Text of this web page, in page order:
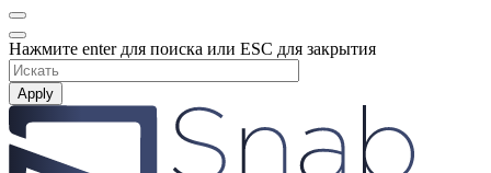
Нажмите enter для поиска или ESC для закрытия
Apply